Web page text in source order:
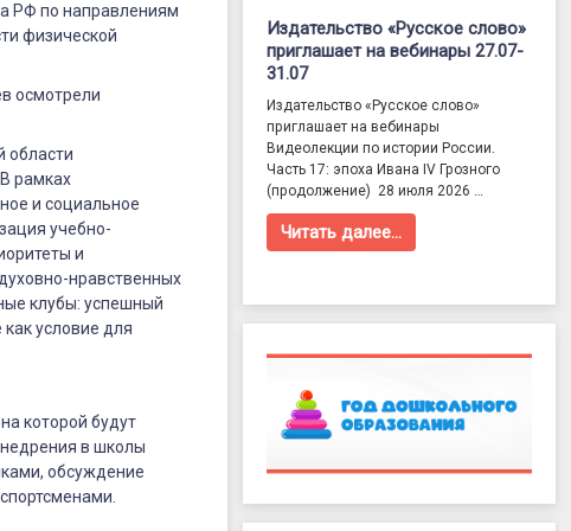
РФ по направлениям
физической
осмотрели
области
рамках
и социальное
учебно-
и
нравственных
клубы: успешный
условие для
которой будут
в школы
обсуждение
Издательство «Русское слово»
приглашает на вебинары 27.07-
31.07
Издательство «Русское слово»
приглашает на вебинары
Видеолекции по истории России.
Часть 17: эпоха Ивана IV Грозного
(продолжение) 28 июля 2026 …
Читать далее…